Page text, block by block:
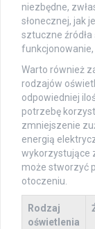
niezbędne,
słonecznej, jak
sztuczne
funkcjonowanie,
Warto również
rodzajów
odpowiedniej
potrzebę
zmniejszenie
energią
wykorzystujące
może stworzyć
otoczeniu.
Rodzaj
oświetlenia